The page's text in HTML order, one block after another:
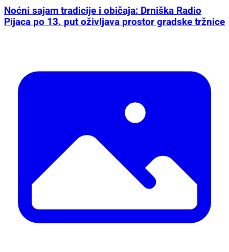
Noćni sajam tradicije i običaja: Drniška Radio
Pijaca po 13. put oživljava prostor gradske tržnice